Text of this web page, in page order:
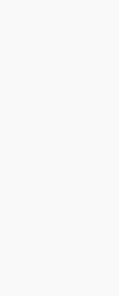
в подвесной
пульт